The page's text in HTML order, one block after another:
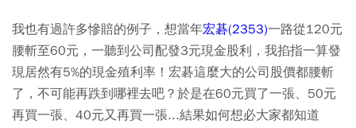
我也有過許多慘賠的例子，想當年宏碁(2353)一路從120元
腰斬至60元，一聽到公司配發3元現金股利，我掐指一算發
現居然有5%的現金殖利率！宏碁這麼大的公司股價都腰斬
了，不可能再跌到哪裡去吧？於是在60元買了一張、50元
再買一張、40元又再買一張...結果如何想必大家都知道